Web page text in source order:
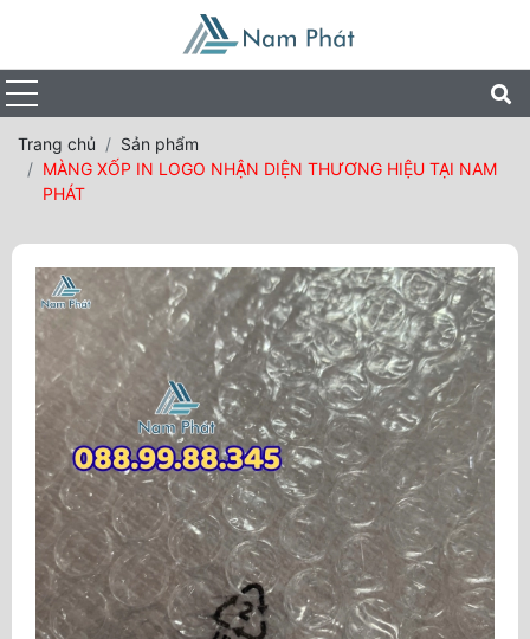
Trang chủ
Sản phẩm
MÀNG XỐP IN LOGO NHẬN DIỆN THƯƠNG HIỆU TẠI NAM
PHÁT